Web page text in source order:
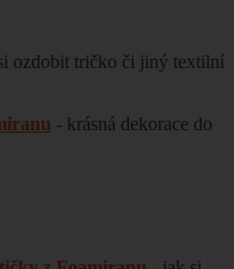
ozdobit tričko či jiný textilní
- krásná dekorace do